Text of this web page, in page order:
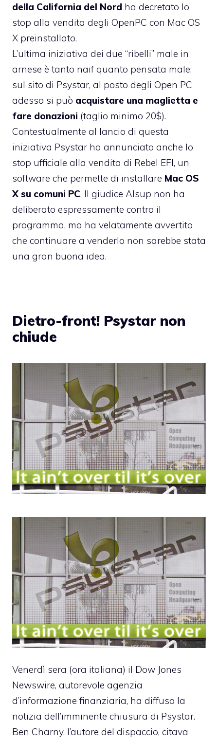
della California del Nord ha decretato lo
stop alla vendita degli OpenPC con Mac OS
X preinstallato.
L’ultima iniziativa dei due “ribelli” male in
arnese è tanto naif quanto pensata male:
sul sito di Psystar, al posto degli Open PC
adesso si può acquistare una maglietta e
fare donazioni (taglio minimo 20$).
Contestualmente al lancio di questa
iniziativa Psystar ha annunciato anche lo
stop ufficiale alla vendita di Rebel EFI, un
software che permette di installare Mac OS
X su comuni PC. Il giudice Alsup non ha
deliberato espressamente contro il
programma, ma ha velatamente avvertito
che continuare a venderlo non sarebbe stata
una gran buona idea.
Dietro-front! Psystar non
chiude
Venerdì sera (ora italiana) il Dow Jones
Newswire, autorevole agenzia
d’informazione finanziaria, ha diffuso la
notizia dell’imminente chiusura di Psystar.
Ben Charny, l’autore del dispaccio, citava